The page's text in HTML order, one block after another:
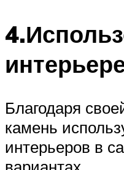
Благодаря
камень
интерьеров в